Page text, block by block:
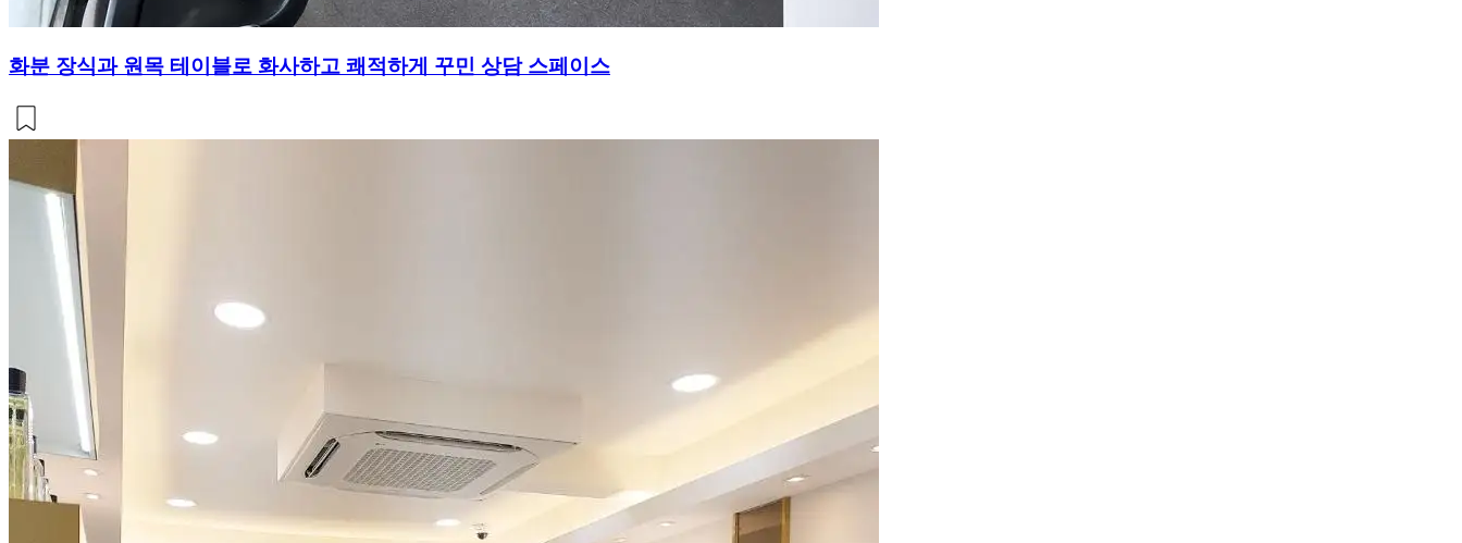
화분 장식과 원목 테이블로 화사하고 쾌적하게 꾸민 상담 스페이스